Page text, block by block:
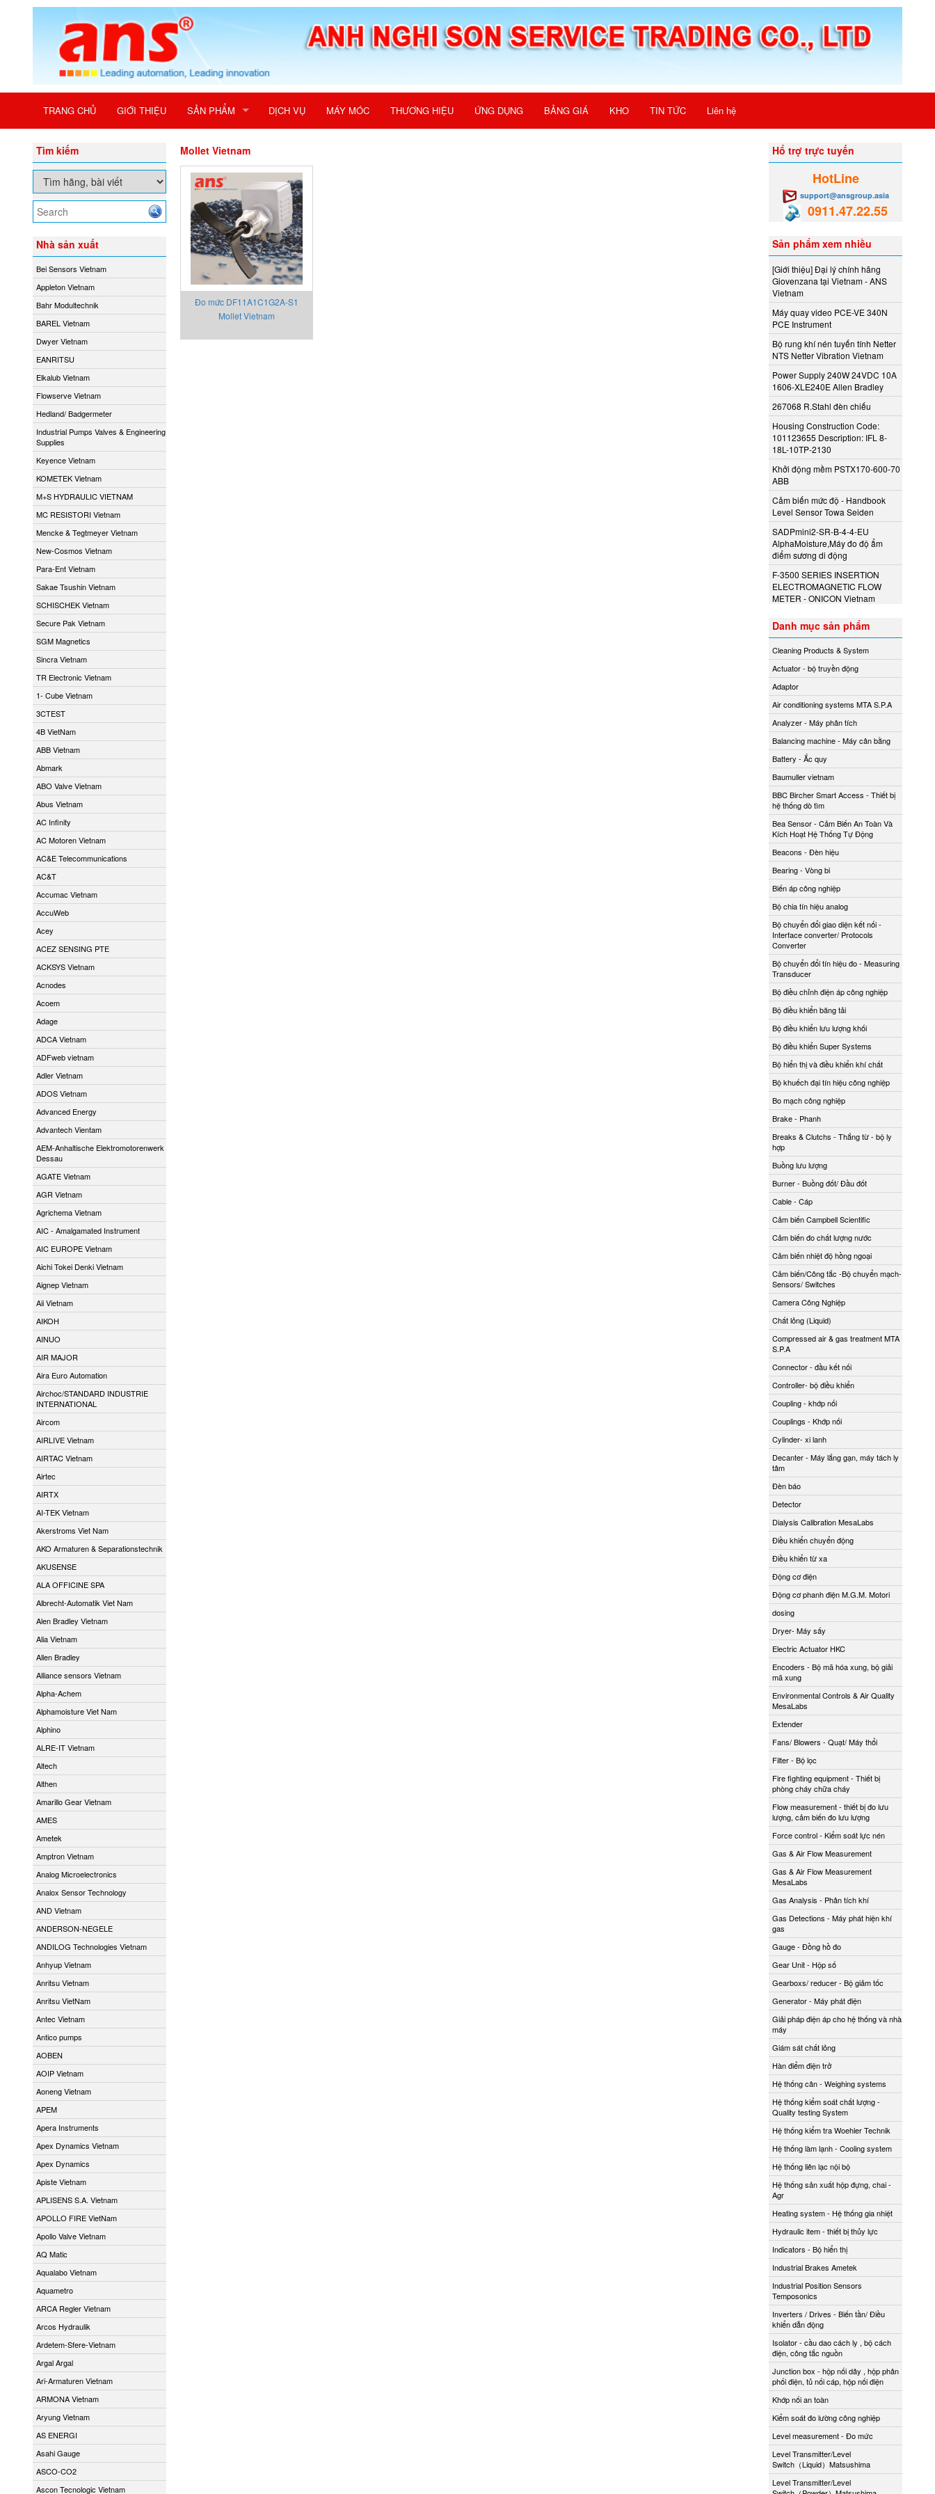
TRANG CHỦ GIỚI THIỆU SẢN PHẨM DỊCH VỤ MÁY MÓC THƯƠNG HIỆU ỨNG DỤNG BẢNG GIÁ KHO TIN TỨC Liên hệ
Tìm kiếm
Nhà sản xuất
Bei Sensors Vietnam
Appleton Vietnam
Bahr Modultechnik
BAREL Vietnam
Dwyer Vietnam
EANRITSU
Elkalub Vietnam
Flowserve Vietnam
Hedland/ Badgermeter
Industrial Pumps Valves & Engineering
Supplies
Keyence Vietnam
KOMETEK Vietnam
M+S HYDRAULIC VIETNAM
MC RESISTORI Vietnam
Mencke & Tegtmeyer Vietnam
New-Cosmos Vietnam
Para-Ent Vietnam
Sakae Tsushin Vietnam
SCHISCHEK Vietnam
Secure Pak Vietnam
SGM Magnetics
Sincra Vietnam
TR Electronic Vietnam
1- Cube Vietnam
3CTEST
4B VietNam
ABB Vietnam
Abmark
ABO Valve Vietnam
Abus Vietnam
AC Infinity
AC Motoren Vietnam
AC&E Telecommunications
AC&T
Accumac Vietnam
AccuWeb
Acey
ACEZ SENSING PTE
ACKSYS Vietnam
Acnodes
Acoem
Adage
ADCA Vietnam
ADFweb vietnam
Adler Vietnam
ADOS Vietnam
Advanced Energy
Advantech Vientam
AEM-Anhaltische Elektromotorenwerk
Dessau
AGATE Vietnam
AGR Vietnam
Agrichema Vietnam
AIC - Amalgamated Instrument
AIC EUROPE Vietnam
Aichi Tokei Denki Vietnam
Aignep Vietnam
Aii Vietnam
AIKOH
AINUO
AIR MAJOR
Aira Euro Automation
Airchoc/STANDARD INDUSTRIE
INTERNATIONAL
Aircom
AIRLIVE Vietnam
AIRTAC Vietnam
Airtec
AIRTX
AI-TEK Vietnam
Akerstroms Viet Nam
AKO Armaturen & Separationstechnik
AKUSENSE
ALA OFFICINE SPA
Albrecht-Automatik Viet Nam
Alen Bradley Vietnam
Alia Vietnam
Allen Bradley
Alliance sensors Vietnam
Alpha-Achem
Alphamoisture Viet Nam
Alphino
ALRE-IT Vietnam
Altech
Althen
Amarillo Gear Vietnam
AMES
Ametek
Amptron Vietnam
Analog Microelectronics
Analox Sensor Technology
AND Vietnam
ANDERSON-NEGELE
ANDILOG Technologies Vietnam
Anhyup Vietnam
Anritsu Vietnam
Anritsu VietNam
Antec Vietnam
Antico pumps
AOBEN
AOIP Vietnam
Aoneng Vietnam
APEM
Apera Instruments
Apex Dynamics Vietnam
Apex Dynamics
Apiste Vietnam
APLISENS S.A. Vietnam
APOLLO FIRE VietNam
Apollo Valve Vietnam
AQ Matic
Aqualabo Vietnam
Aquametro
ARCA Regler Vietnam
Arcos Hydraulik
Ardetem-Sfere-Vietnam
Argal Argal
Ari-Armaturen Vietnam
ARMONA Vietnam
Aryung Vietnam
AS ENERGI
Asahi Gauge
ASCO-CO2
Ascon Tecnologic Vietnam
Mollet Vietnam
Đo mức DF11A1C1G2A-S1
Mollet Vietnam
Hổ trợ trực tuyến
HotLine
support@ansgroup.asia
0911.47.22.55
Sản phẩm xem nhiều
[Giới thiệu] Đại lý chính hãng
Giovenzana tại Vietnam - ANS
Vietnam
Máy quay video PCE-VE 340N
PCE Instrument
Bộ rung khí nén tuyến tính Netter
NTS Netter Vibration Vietnam
Power Supply 240W 24VDC 10A
1606-XLE240E Allen Bradley
267068 R.Stahl đèn chiếu
Housing Construction Code:
101123655 Description: IFL 8-
18L-10TP-2130
Khởi động mềm PSTX170-600-70
ABB
Cảm biến mức độ - Handbook
Level Sensor Towa Seiden
SADPmini2-SR-B-4-4-EU
AlphaMoisture,Máy đo độ ẩm
điểm sương di động
F-3500 SERIES INSERTION
ELECTROMAGNETIC FLOW
METER - ONICON Vietnam
Danh mục sản phẩm
Cleaning Products & System
Actuator - bộ truyền động
Adaptor
Air conditioning systems MTA S.P.A
Analyzer - Máy phân tích
Balancing machine - Máy cân bằng
Battery - Ắc quy
Baumuller vietnam
BBC Bircher Smart Access - Thiết bị
hệ thống dò tìm
Bea Sensor - Cảm Biến An Toàn Và
Kích Hoạt Hệ Thống Tự Động
Beacons - Đèn hiệu
Bearing - Vòng bi
Biến áp công nghiệp
Bộ chia tín hiệu analog
Bộ chuyển đổi giao diện kết nối -
Interface converter/ Protocols
Converter
Bộ chuyển đổi tín hiệu đo - Measuring
Transducer
Bộ điều chỉnh điện áp công nghiệp
Bộ điều khiển băng tải
Bộ điều khiển lưu lượng khối
Bộ điều khiển Super Systems
Bộ hiển thị và điều khiển khí chất
Bộ khuếch đại tín hiệu công nghiệp
Bo mạch công nghiệp
Brake - Phanh
Breaks & Clutchs - Thắng từ - bộ ly
hợp
Buồng lưu lượng
Burner - Buồng đốt/ Đầu đốt
Cable - Cáp
Cảm biến Campbell Scientific
Cảm biến đo chất lượng nước
Cảm biến nhiệt độ hồng ngoại
Cảm biến/Công tắc -Bộ chuyển mạch-
Sensors/ Switches
Camera Công Nghiệp
Chất lỏng (Liquid)
Compressed air & gas treatment MTA
S.P.A
Connector - đầu kết nối
Controller- bộ điều khiển
Coupling - khớp nối
Couplings - Khớp nối
Cylinder- xi lanh
Decanter - Máy lắng gạn, máy tách ly
tâm
Đèn báo
Detector
Dialysis Calibration MesaLabs
Điều khiển chuyển động
Điều khiển từ xa
Động cơ điện
Động cơ phanh điện M.G.M. Motori
dosing
Dryer- Máy sấy
Electric Actuator HKC
Encoders - Bộ mã hóa xung, bộ giải
mã xung
Environmental Controls & Air Quality
MesaLabs
Extender
Fans/ Blowers - Quạt/ Máy thổi
Filter - Bộ lọc
Fire fighting equipment - Thiết bị
phòng cháy chữa cháy
Flow measurement - thiết bị đo lưu
lượng, cảm biến đo lưu lượng
Force control - Kiểm soát lực nén
Gas & Air Flow Measurement
Gas & Air Flow Measurement
MesaLabs
Gas Analysis - Phân tích khí
Gas Detections - Máy phát hiện khí
gas
Gauge - Đồng hồ đo
Gear Unit - Hộp số
Gearboxs/ reducer - Bộ giảm tốc
Generator - Máy phát điện
Giải pháp điện áp cho hệ thống và nhà
máy
Giám sát chất lỏng
Hàn điểm điện trở
Hệ thống cân - Weighing systems
Hệ thống kiểm soát chất lượng -
Quality testing System
Hệ thống kiểm tra Woehler Technik
Hệ thống làm lạnh - Cooling system
Hệ thống liên lạc nội bộ
Hệ thống sản xuất hộp đựng, chai -
Agr
Heating system - Hệ thống gia nhiệt
Hydraulic item - thiết bị thủy lực
Indicators - Bộ hiển thị
Industrial Brakes Ametek
Industrial Position Sensors
Temposonics
Inverters / Drives - Biến tần/ Điều
khiển dẫn động
Isolator - cầu dao cách ly , bộ cách
điện, công tắc nguồn
Junction box - hộp nối dây , hộp phân
phối điện, tủ nối cáp, hộp nối điện
Khớp nối an toàn
Kiểm soát đo lường công nghiệp
Level measurement - Đo mức
Level Transmitter/Level
Switch（Liquid）Matsushima
Level Transmitter/Level